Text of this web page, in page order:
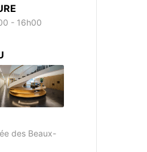
- 16h00
des Beaux-